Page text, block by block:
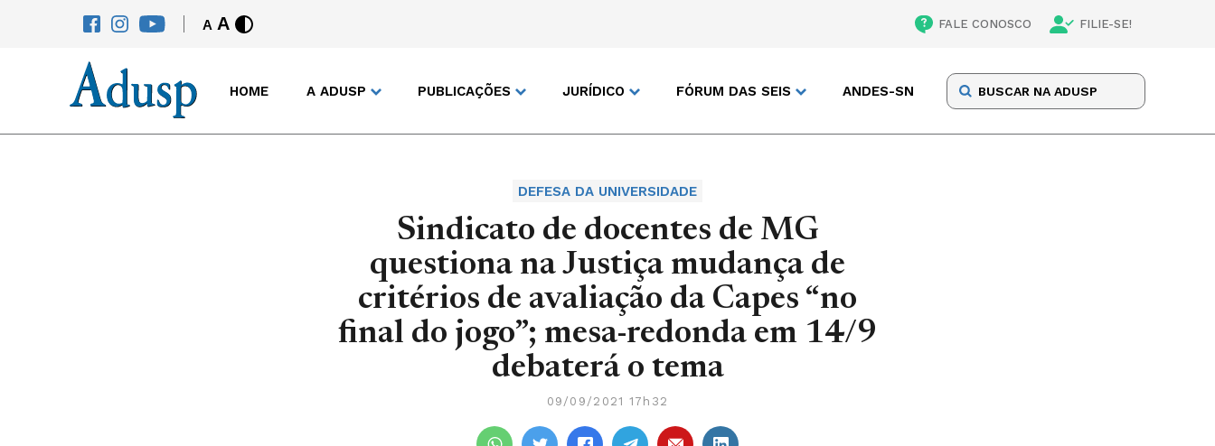
A A FALE CONOSCO FILIE-SE!
HOME A ADUSP PUBLICAÇÕES JURÍDICO FÓRUM DAS SEIS ANDES-SN
DEFESA DA UNIVERSIDADE
Sindicato de docentes de MG
questiona na Justiça mudança de
critérios de avaliação da Capes “no
final do jogo”; mesa-redonda em 14/9
debaterá o tema
09/09/2021 17h32